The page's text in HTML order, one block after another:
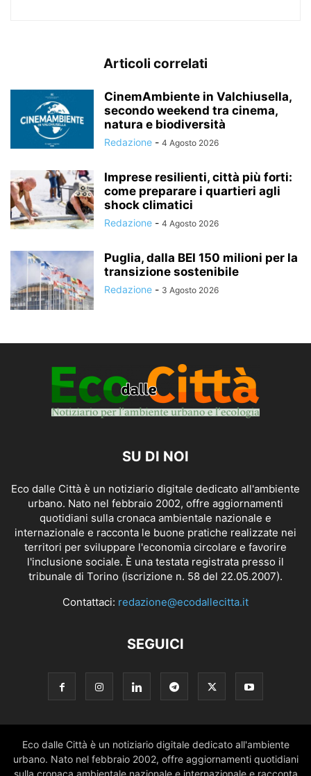
Articoli correlati
CinemAmbiente in Valchiusella,
secondo weekend tra cinema,
natura e biodiversità
Redazione - 4 Agosto 2026
Imprese resilienti, città più forti:
come preparare i quartieri agli
shock climatici
Redazione - 4 Agosto 2026
Puglia, dalla BEI 150 milioni per la
transizione sostenibile
Redazione - 3 Agosto 2026
SU DI NOI
Eco dalle Città è un notiziario digitale dedicato all'ambiente
urbano. Nato nel febbraio 2002, offre aggiornamenti
quotidiani sulla cronaca ambientale nazionale e
internazionale e racconta le buone pratiche realizzate nei
territori per sviluppare l'economia circolare e favorire
l'inclusione sociale. È una testata registrata presso il
tribunale di Torino (iscrizione n. 58 del 22.05.2007).
Contattaci: redazione@ecodallecitta.it
SEGUICI
Eco dalle Città è un notiziario digitale dedicato all'ambiente
urbano. Nato nel febbraio 2002, offre aggiornamenti quotidiani
sulla cronaca ambientale nazionale e internazionale e racconta